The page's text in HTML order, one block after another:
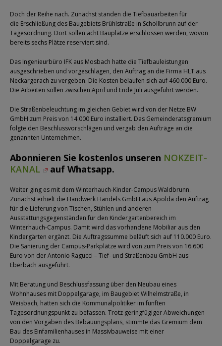
Doch der Reihe nach. Zunächst standen die Tiefbauarbeiten für
die Erschließung des Baugebiets Brühlstraße in Schollbrunn auf der
Tagesordnung. Dort sollen acht Bauplätze erschlossen werden, wovon
bereits sechs Plätze reserviert sind.
Das Ingenieurbüro IFK aus Mosbach hatte die Tiefbauleistungen
ausgeschrieben und vorgeschlagen, den Auftrag an die Firma HLT aus
Neckargerach zu vergeben. Die Kosten belaufen sich auf 460.000 Euro.
Die Arbeiten sollen zwischen April und Ende Juli ausgeführt werden.
Die Straßenbeleuchtung im gleichen Gebiet wird von der Netze BW
GmbH zum Preis von 14.000 Euro installiert. Das Gemeinderatsgremium
folgte den Beschlussvorschlägen und vergab den Aufträge an die
genannten Unternehmen.
Abonnieren Sie kostenlos unseren NOKZEIT-
KANAL
auf Whatsapp.
Weiter ging es mit dem Winterhauch-Kinder-Campus Waldbrunn.
Zunächst erhielt die Handwerk Handels GmbH aus Apolda den Auftrag
für die Lieferung von Tischen, Stühlen und anderen
Ausstattungsgegenständen für den Kindergartenbereich im
Winterhauch-Campus. Damit wird das vorhandene Mobiliar aus den
Kindergärten ergänzt. Die Auftragssumme beläuft sich auf 110.000 Euro.
Die Sanierung der Campus-Parkplätze wird von zum Preis von 16.600
Euro von der Antonio Ragucci – Tief- und Straßenbau GmbH aus
Eberbach ausgeführt.
Mit Beratung und Beschlussfassung über den Neubau eines
Wohnhauses mit Doppelgarage, im Baugebiet Wilhelmstraße, in
Weisbach, hatten sich die Kommunalpolitiker im fünften
Tagesordnungspunkt zu befassen. Trotz geringfügiger Abweichungen
von den Vorgaben des Bebauungsplans, stimmte das Gremium dem
Bau des Einfamilienhauses in Massivbauweise mit einer
Doppelgarage zu.